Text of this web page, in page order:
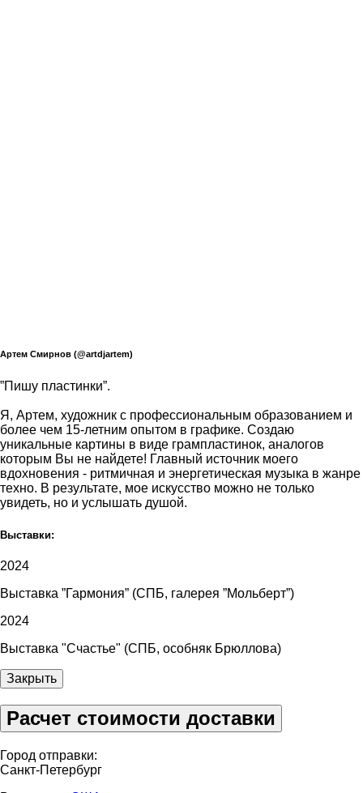
Артем Смирнов (@artdjartem)
”Пишу пластинки”.
Я, Артем, художник с профессиональным образованием и
более чем 15-летним опытом в графике. Создаю
уникальные картины в виде грампластинок, аналогов
которым Вы не найдете! Главный источник моего
вдохновения - ритмичная и энергетическая музыка в жанре
техно. В результате, мое искусство можно не только
увидеть, но и услышать душой.
Выставки:
2024
Выставка ”Гармония” (СПБ, галерея ”Мольберт”)
2024
Выставка "Счастье" (СПБ, особняк Брюллова)
Закрыть
Расчет стоимости доставки
Город отправки:
Санкт-Петербург